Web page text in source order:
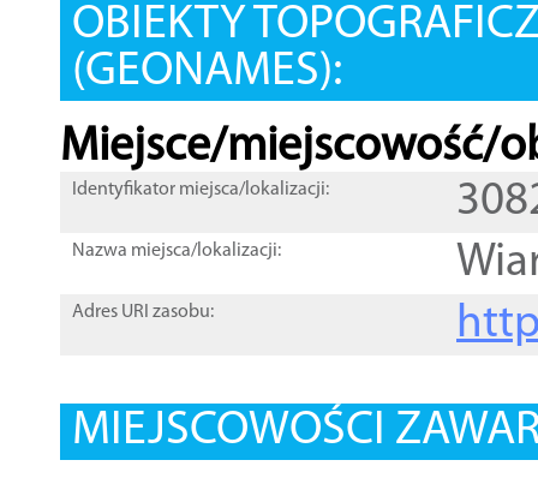
OBIEKTY
(GEONAMES):
Miejsce/miejscowość/
Identyfikator miejsca/lokalizacji:
Nazwa miejsca/lokalizacji:
Adres URI zasobu:
MIEJSCOWOŚCI